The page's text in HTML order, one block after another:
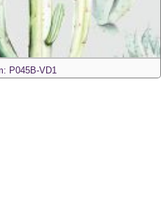
P045B-VD1